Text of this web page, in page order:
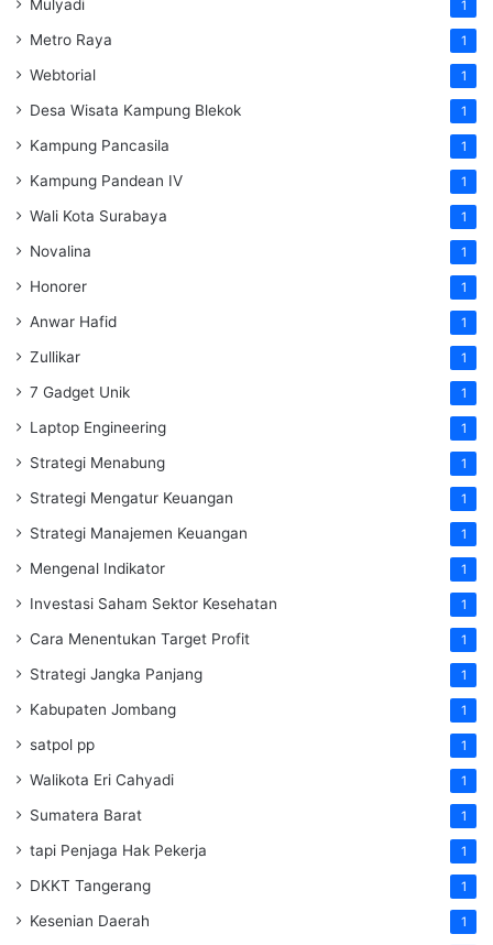
Mulyadi 1
Metro Raya 1
Webtorial 1
Desa Wisata Kampung Blekok 1
Kampung Pancasila 1
Kampung Pandean IV 1
Wali Kota Surabaya 1
Novalina 1
Honorer 1
Anwar Hafid 1
Zullikar 1
7 Gadget Unik 1
Laptop Engineering 1
Strategi Menabung 1
Strategi Mengatur Keuangan 1
Strategi Manajemen Keuangan 1
Mengenal Indikator 1
Investasi Saham Sektor Kesehatan 1
Cara Menentukan Target Profit 1
Strategi Jangka Panjang 1
Kabupaten Jombang 1
satpol pp 1
Walikota Eri Cahyadi 1
Sumatera Barat 1
tapi Penjaga Hak Pekerja 1
DKKT Tangerang 1
Kesenian Daerah 1